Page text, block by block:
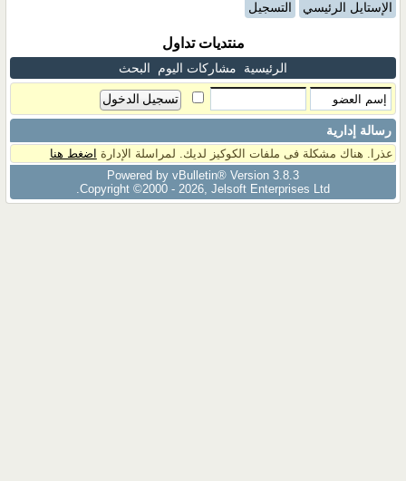
الإستايل الرئيسي التسجيل
منتديات تداول
الرئيسية مشاركات اليوم البحث
رسالة إدارية
عذرا. هناك مشكلة فى ملفات الكوكيز لديك. لمراسلة الإدارة اضغط هنا
Powered by vBulletin® Version 3.8.3
Copyright ©2000 - 2026, Jelsoft Enterprises Ltd.